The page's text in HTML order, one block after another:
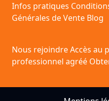
Infos pratiques
Générales de Vente Blog
Nous rejoindreAccès au
professionnel agréé